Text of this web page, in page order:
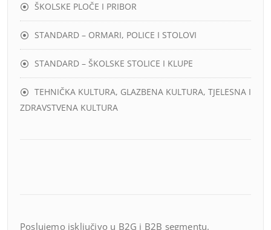
ŠKOLSKE PLOČE I PRIBOR
STANDARD – ORMARI, POLICE I STOLOVI
STANDARD – ŠKOLSKE STOLICE I KLUPE
TEHNIČKA KULTURA, GLAZBENA KULTURA, TJELESNA I
ZDRAVSTVENA KULTURA
Poslujemo isključivo u B2G i B2B segmentu.